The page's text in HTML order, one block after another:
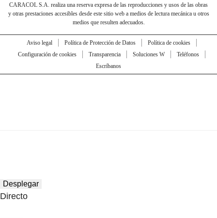
CARACOL S.A. realiza una reserva expresa de las reproducciones y usos de las obras
y otras prestaciones accesibles desde este sitio web a medios de lectura mecánica u otros
medios que resulten adecuados.
Aviso legal Política de Protección de Datos
Política de cookies
Configuración de cookies
Transparencia Soluciones W
Teléfonos
Escríbanos
Desplegar
Directo